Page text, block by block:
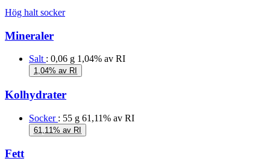
Hög halt socker
Mineraler
Salt : 0,06 g 1,04% av RI
1,04% av RI
Kolhydrater
Socker : 55 g 61,11% av RI
61,11% av RI
Fett